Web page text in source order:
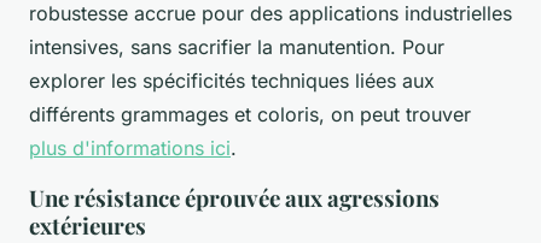
robustesse accrue pour des applications industrielles
intensives, sans sacrifier la manutention. Pour
explorer les spécificités techniques liées aux
différents grammages et coloris, on peut trouver
plus d'informations ici.
Une résistance éprouvée aux agressions
extérieures